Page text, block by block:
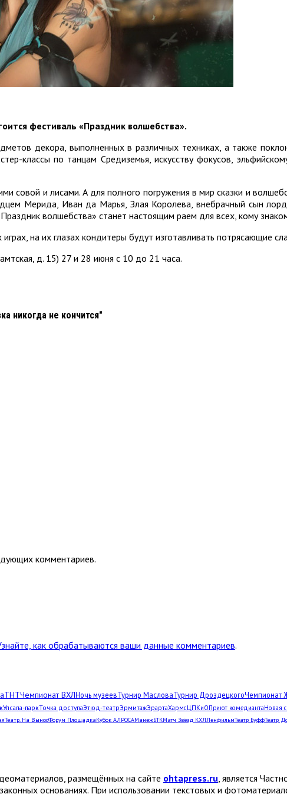
фестиваль «Праздник волшебства».
декора, выполненных в различных техниках, а также
классы по танцам Средиземья, искусству фокусов,
совой и лисами. А для полного погружения в мир сказки и
Мерида, Иван да Марья, Злая Королева, внебрачный сын
волшебства» станет настоящим раем для всех, кому
на их глазах кондитеры будут изготавливать потрясающие
д. 15) 27 и 28 июня с 10 до 21 часа.
никогда не кончится"
комментариев.
как обрабатываются ваши данные комментариев.
ТНТЧемпионат ВХЛНочь музеевТурнир МасловаТурнир ДроздецкогоЧемпионат
Упсала-паркТочка доступаЭтюд-театрЭрмитажЭрартаХармсЦПКиОПриют комедиантаНовая
Театр. На ВыносФорум ПлощадкаКубок АЛРОСАМанежБТКМатч Звёзд КХЛЛенфильмТеатр БуффТеатр
размещённых на сайте ohtapress.ru, является
основаниях. При использовании текстовых и